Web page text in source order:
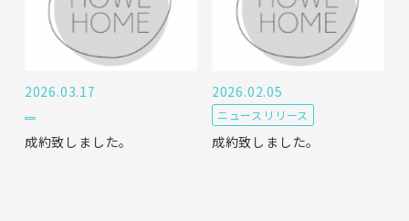
2026.03.17
成約致しました。
2026.02.05
ニュースリリース
成約致しました。